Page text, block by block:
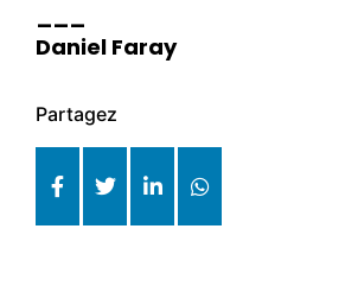
Daniel Faray
Partagez